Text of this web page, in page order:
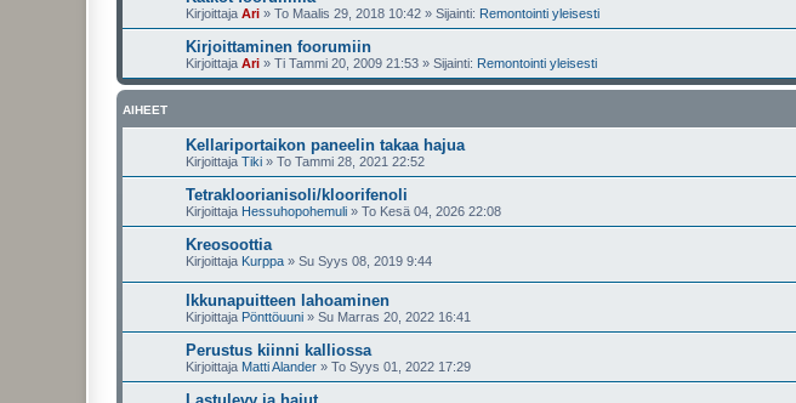
Kirjoittaja Ari » To Maalis 29, 2018 10:42 » Sijainti: Remontointi yleisesti
Kirjoittaminen foorumiin
Kirjoittaja Ari » Ti Tammi 20, 2009 21:53 » Sijainti: Remontointi yleisesti
AIHEET
Kellariportaikon paneelin takaa hajua
Kirjoittaja Tiki » To Tammi 28, 2021 22:52
Tetrakloorianisoli/kloorifenoli
Kirjoittaja Hessuhopohemuli » To Kesä 04, 2026 22:08
Kreosoottia
Kirjoittaja Kurppa » Su Syys 08, 2019 9:44
Ikkunapuitteen lahoaminen
Kirjoittaja Pönttöuuni » Su Marras 20, 2022 16:41
Perustus kiinni kalliossa
Kirjoittaja Matti Alander » To Syys 01, 2022 17:29